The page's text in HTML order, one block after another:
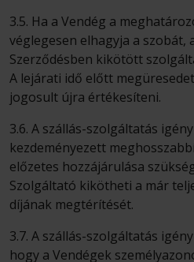
3.5. Ha a Vendég a
véglegesen elhagyja a szobát,
Szerződésben kikötött
A lejárati idő előtt
jogosult újra értékesíteni.
3.6. A szállás-szolgáltatás
kezdeményezett
előzetes hozzájárulása
Szolgáltató kikötheti a már
díjának megtérítését.
3.7. A szállás-szolgáltatás
hogy a Vendégek